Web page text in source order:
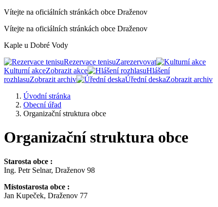
Vítejte na oficiálních stránkách obce Draženov
Vítejte na oficiálních stránkách obce Draženov
Kaple u Dobré Vody
Rezervace tenisuZarezervovat
Kulturní akceZobrazit akce
Hlášení
rozhlasuZobrazit archiv Úřední deskaZobrazit archiv
Úvodní stránka
Obecní úřad
Organizační struktura obce
Organizační struktura obce
Starosta obce :
Ing. Petr Selnar, Draženov 98
Místostarosta obce :
Jan Kupeček, Draženov 77